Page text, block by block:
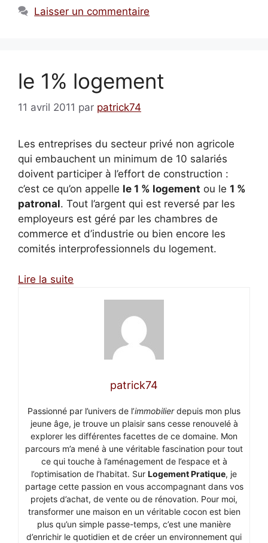
Laisser un commentaire
le 1% logement
11 avril 2011 par patrick74
Les entreprises du secteur privé non agricole
qui embauchent un minimum de 10 salariés
doivent participer à l’effort de construction :
c’est ce qu’on appelle le 1 % logement ou le 1 %
patronal. Tout l’argent qui est reversé par les
employeurs est géré par les chambres de
commerce et d’industrie ou bien encore les
comités interprofessionnels du logement.
Lire la suite
patrick74
Passionné par l’univers de l’immobilierdepuis mon plus
jeune âge, je trouve un plaisir sans cesse renouvelé à
explorer les différentes facettes de ce domaine. Mon
parcours m’a mené à une véritable fascination pour tout
ce qui touche à l’aménagement de l’espace et à
l’optimisation de l’habitat. Sur Logement Pratique, je
partage cette passion en vous accompagnant dans vos
projets d’achat, de vente ou de rénovation. Pour moi,
transformer une maison en un véritable cocon est bien
plus qu’un simple passe-temps, c’est une manière
d’enrichir le quotidien et de créer un environnement qui